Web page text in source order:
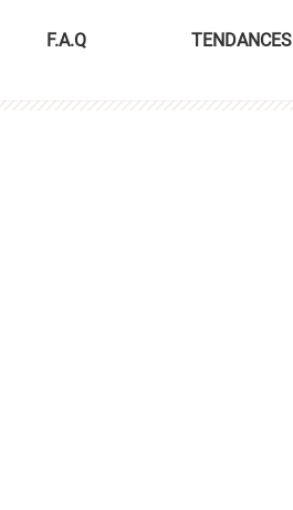
F.A.Q TENDANCES